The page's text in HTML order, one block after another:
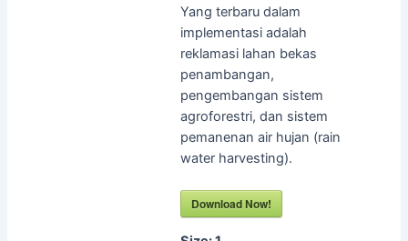
Yang terbaru dalam
implementasi adalah
reklamasi lahan bekas
penambangan,
pengembangan sistem
agroforestri, dan sistem
pemanenan air hujan (rain
water harvesting).
Download Now!